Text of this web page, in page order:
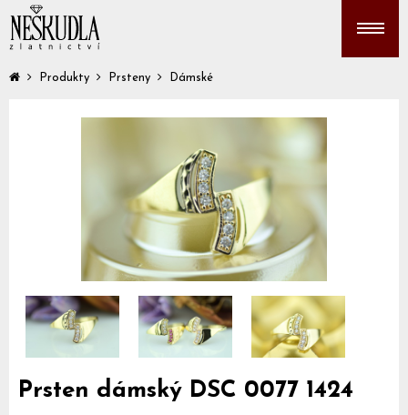
Produkty Prsteny Dámské
Prsten dámský DSC 0077 1424